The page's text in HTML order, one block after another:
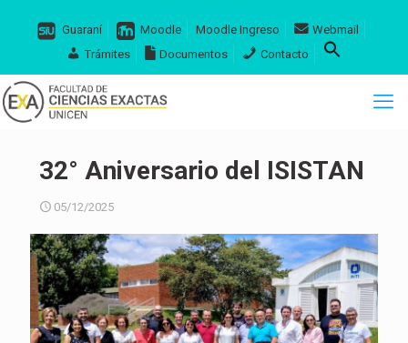
Guaraní Moodle Moodle Ingreso
Webmail
Trámites
Documentos Contacto
32° Aniversario del ISISTAN
05/12/2025